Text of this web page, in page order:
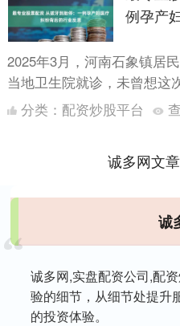
例孕产
2025年3月，河南石象镇居
当地卫生院就诊，未曾想这
事故。从术前承诺"对怀孕
分类： 配资炒股平台
诚多网文
诚
诚多网,实盘配资公司,配
验的细节，从细节处提升
的投资体验。